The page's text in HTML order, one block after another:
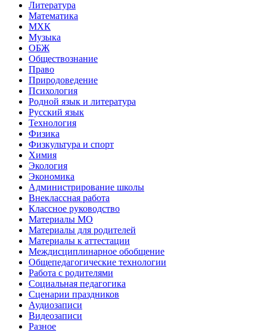
Литература
Математика
МХК
Музыка
ОБЖ
Обществознание
Право
Природоведение
Психология
Родной язык и литература
Русский язык
Технология
Физика
Физкультура и спорт
Химия
Экология
Экономика
Администрирование школы
Внеклассная работа
Классное руководство
Материалы МО
Материалы для родителей
Материалы к аттестации
Междисциплинарное обобщение
Общепедагогические технологии
Работа с родителями
Социальная педагогика
Сценарии праздников
Аудиозаписи
Видеозаписи
Разное